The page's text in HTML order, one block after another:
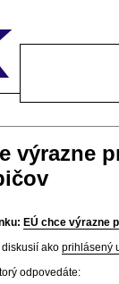
výrazne
EÚ chce výrazne
ako prihlásený
odpovedáte: